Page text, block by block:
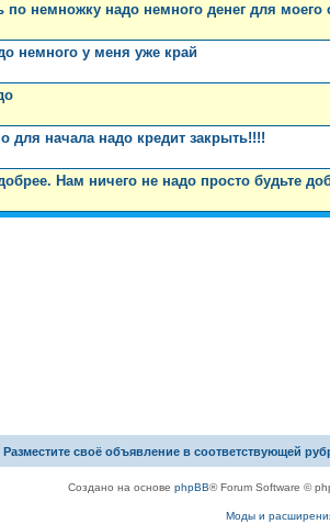
по немножку надо немного денег для
немного у меня уже край
для начала надо кредит закрыть!!!!
Нам ничего не надо просто будьте
своё объявление в соответствующей
Создано на основе phpBB® Forum Software ©
Моды и